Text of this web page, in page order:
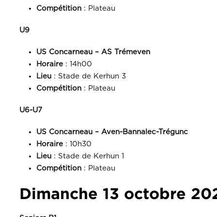
Compétition : Plateau
U9
US Concarneau – AS Trémeven
Horaire : 14h00
Lieu : Stade de Kerhun 3
Compétition : Plateau
U6-U7
US Concarneau – Aven-Bannalec-Trégunc
Horaire : 10h30
Lieu : Stade de Kerhun 1
Compétition : Plateau
Dimanche 13 octobre